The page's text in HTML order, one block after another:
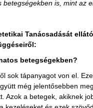
is, mint az
Tanácsadását
betegségekben?
sok tápanyagot von el.
még jelentősebben
Azok a betegek, akiknek